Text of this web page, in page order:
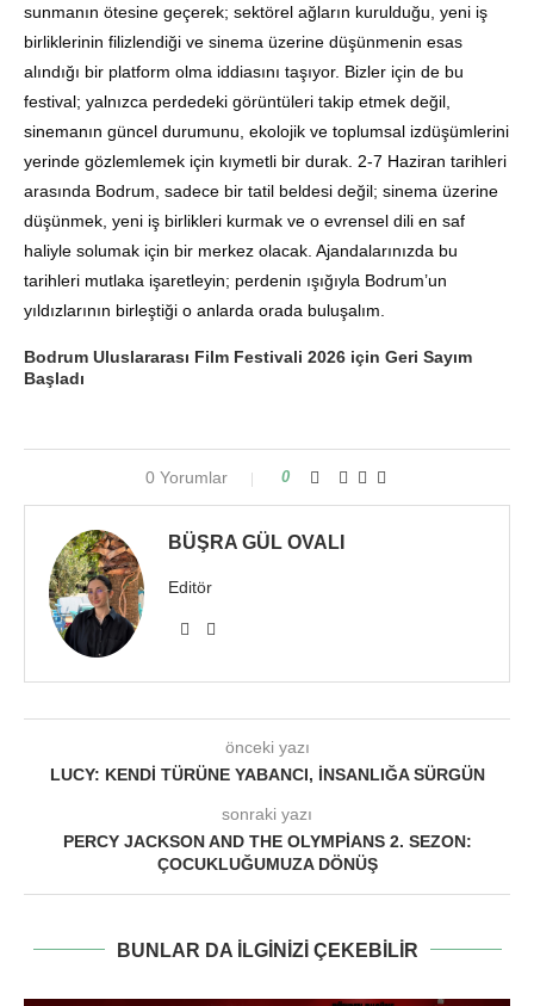
sunmanın ötesine geçerek; sektörel ağların kurulduğu, yeni iş
birliklerinin filizlendiği ve sinema üzerine düşünmenin esas
alındığı bir platform olma iddiasını taşıyor. Bizler için de bu
festival; yalnızca perdedeki görüntüleri takip etmek değil,
sinemanın güncel durumunu, ekolojik ve toplumsal izdüşümlerini
yerinde gözlemlemek için kıymetli bir durak. 2-7 Haziran tarihleri
arasında Bodrum, sadece bir tatil beldesi değil; sinema üzerine
düşünmek, yeni iş birlikleri kurmak ve o evrensel dili en saf
haliyle solumak için bir merkez olacak. Ajandalarınızda bu
tarihleri mutlaka işaretleyin; perdenin ışığıyla Bodrum’un
yıldızlarının birleştiği o anlarda orada buluşalım.
Bodrum Uluslararası Film Festivali 2026 için Geri Sayım
Başladı
0 Yorumlar 0
BÜŞRA GÜL OVALI
Editör
önceki yazı
LUCY: KENDI TÜRÜNE YABANCI, İNSANLIĞA SÜRGÜN
sonraki yazı
PERCY JACKSON AND THE OLYMPIANS 2. SEZON:
ÇOCUKLUĞUMUZA DÖNÜŞ
BUNLAR DA ILGINIZI ÇEKEBILIR